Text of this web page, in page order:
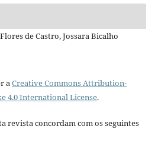
de Castro, Jossara Bicalho
aCreative Commons Attribution-
4.0 International License.
revista concordam com os seguintes